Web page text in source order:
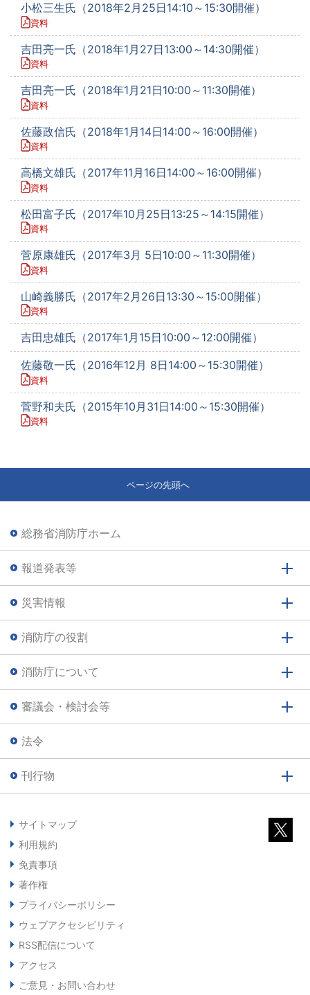
小松三生氏（2018年2月25日14:10～15:30開催）
資料
吉田亮一氏（2018年1月27日13:00～14:30開催）
資料
吉田亮一氏（2018年1月21日10:00～11:30開催）
資料
佐藤政信氏（2018年1月14日14:00～16:00開催）
資料
高橋文雄氏（2017年11月16日14:00～16:00開催）
資料
松田富子氏（2017年10月25日13:25～14:15開催）
資料
菅原康雄氏（2017年3月 5日10:00～11:30開催）
資料
山崎義勝氏（2017年2月26日13:30～15:00開催）
資料
吉田忠雄氏（2017年1月15日10:00～12:00開催）
佐藤敬一氏（2016年12月 8日14:00～15:30開催）
資料
菅野和夫氏（2015年10月31日14:00～15:30開催）
資料
ページの先頭へ
総務省消防庁ホーム
報道発表等
災害情報
消防庁の役割
消防庁について
審議会・検討会等
法令
刊行物
サイトマップ
利用規約
免責事項
著作権
プライバシーポリシー
ウェブアクセシビリティ
RSS配信について
アクセス
ご意見・お問い合わせ